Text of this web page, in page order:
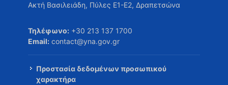
Ακτή Βασιλειάδη, Πύλες Ε1-Ε2, Δραπετσώνα
Τηλέφωνο: +30 213 137 1700
Email: contact@yna.gov.gr
Προστασία δεδομένων προσωπικού
χαρακτήρα